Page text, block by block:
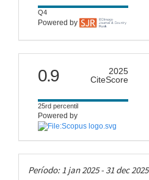
Q4
Powered by
citescore
0.9
2025
CiteScore
25rd percentil
Powered by
Taxas
Período: 1 jan 2025 - 31 dec 2025